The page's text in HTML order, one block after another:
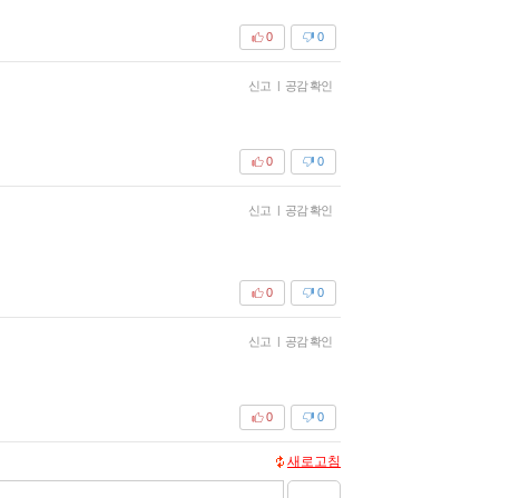
0
0
신고 | 공감 확인
0
0
신고 | 공감 확인
0
0
신고 | 공감 확인
0
0
새로고침